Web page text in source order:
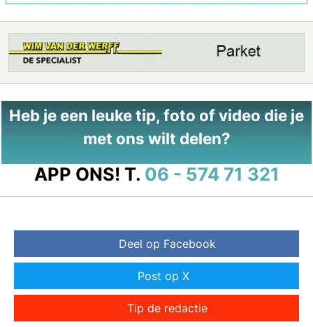
Heb je een leuke tip, foto of video die je
met ons wilt delen?
APP ONS! T. 06 - 574 71 321
Deel op Facebook
Post op X
Tip de redactie